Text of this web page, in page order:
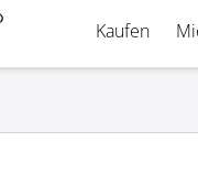
Kaufen